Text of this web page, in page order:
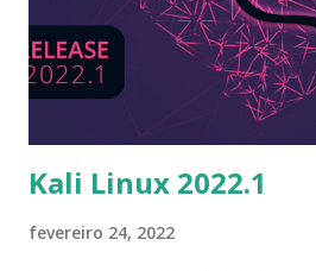
firewall contiver o widget System
seção de uso ativa;
páginas esperarem para carregar
backup; o formato de hash de senha
Gerenciador de...
Kali Linux 2022.1
fevereiro 24, 2022